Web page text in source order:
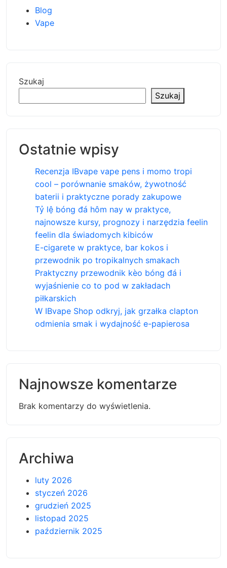
Blog
Vape
Szukaj
Szukaj
Ostatnie wpisy
Recenzja IBvape vape pens i momo tropi
cool – porównanie smaków, żywotność
baterii i praktyczne porady zakupowe
Tỷ lệ bóng đá hôm nay w praktyce,
najnowsze kursy, prognozy i narzędzia feelin
feelin dla świadomych kibiców
E-cigarete w praktyce, bar kokos i
przewodnik po tropikalnych smakach
Praktyczny przewodnik kèo bóng đá i
wyjaśnienie co to pod w zakładach
piłkarskich
W IBvape Shop odkryj, jak grzałka clapton
odmienia smak i wydajność e-papierosa
Najnowsze komentarze
Brak komentarzy do wyświetlenia.
Archiwa
luty 2026
styczeń 2026
grudzień 2025
listopad 2025
październik 2025